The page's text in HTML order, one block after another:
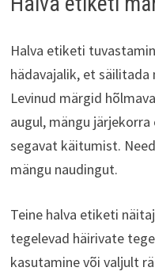
Halva etiketi
hädavajalik, et
Levinud märgid
augul, mängu
segavat käitumist.
mängu naudingut.
Teine halva etiketi
tegelevad häirivate
kasutamine või valjult